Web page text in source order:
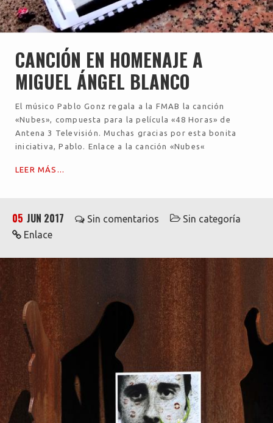
CANCIÓN EN HOMENAJE A
MIGUEL ÁNGEL BLANCO
El músico Pablo Gonz regala a la FMAB la canción
«Nubes», compuesta para la película «48 Horas» de
Antena 3 Televisión. Muchas gracias por esta bonita
iniciativa, Pablo. Enlace a la canción «Nubes«
LEER MÁS...
05 JUN 2017 Sin comentarios
Sin categoría
Enlace